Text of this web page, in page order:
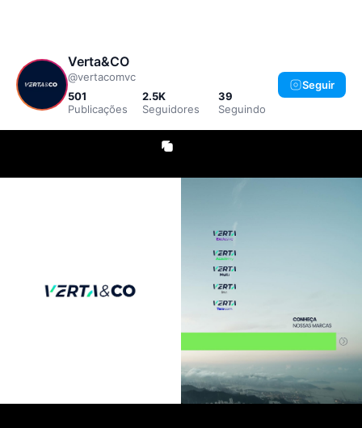
Verta&CO
@vertacomvc
501
Publicações
2.5K
Seguidores
39
Seguindo
Seguir